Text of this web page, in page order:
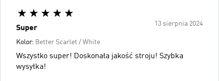
13 sierpnia 2024
Super
Kolor: Better Scarlet / White
Wszystko super! Doskonała jakość stroju! Szybka
wysyłka!